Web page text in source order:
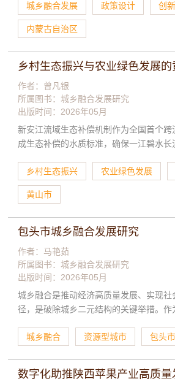
二元结构，通过科学规划与资源统筹调配
效的区域融合发展格局；其二，大力推进
和第三产业的协同共进，增强各产业间的
制度等关键领域的改革，完善相关配套政
振兴战略与新型城镇化战略叠加效应的作
创新活动，深入进行实践探索，经过不懈
套具有鲜明边疆特色的城乡融合发展体系
城乡融合发展 政策设计 创
内蒙古自治区
乡村生态振兴与农业绿色发展
作者：曾凡银
所属图书： 城乡融合发展研究
出版时间：2026年05月
新安江流域生态补偿机制作为全国首个跨
成生态补偿的水质标准，确保一江碧水长
了一系列制度，强化农业面源污染防治工
系，实施全域茶园绿色防控措施，运用实
的减量增效。围绕“好山好水”的保护与利
标。聚焦“好水”资源，发展水产业，推进“
绿色食品产业集聚发展，打造区域农产品
这一支柱产业，“山水村夜”等项目发展态
徽派盆景产业有力带动了美丽乡村建设。
美超市”，激发村民的主动性与创造性，
环境质量。
乡村生态振兴 农业绿色发展
黄山市
包头市城乡融合发展研究
作者：马艳茹
所属图书： 城乡融合发展研究
出版时间：2026年05月
城乡融合是推动经济高质量发展、实现
径，是破除城乡二元结构的关键举措。作
程中具有典型示范意义。立足战略定位，
逻辑三个层面梳理新时代城乡融合发展的
城乡融合 资源型城市 包头市
数字化助推陕西苹果产业高质